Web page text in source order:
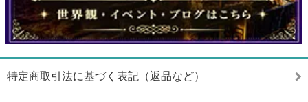
特定商取引法に基づく表記（返品など）